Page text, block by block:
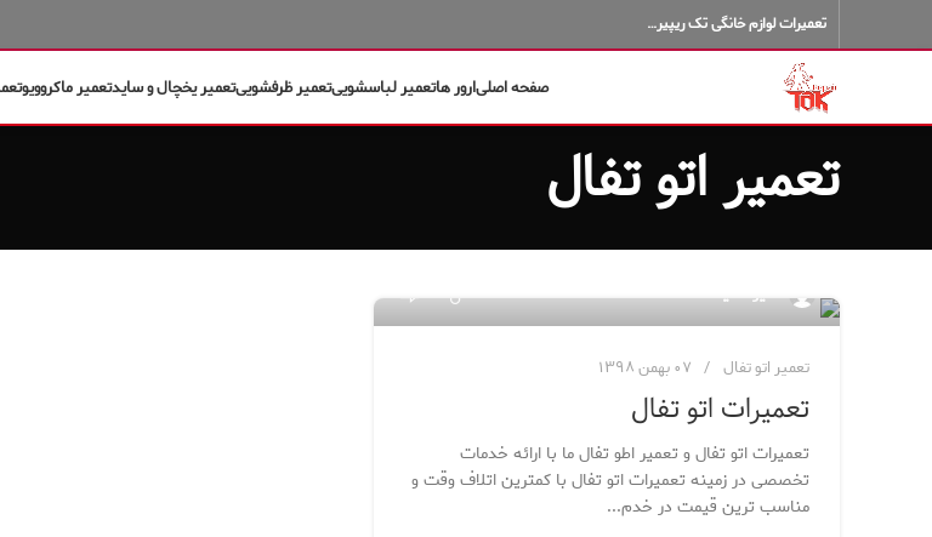
تعمیرات لوازم خانگی تک ریپیر…
صفحه اصلیارور هاتعمیر لباسشوییتعمیر ظرفشوییتعمیر یخچال و سایدتعمیر ماکروویو
تعمیر اتو تفال
مدیر سایت
تعمیر اتو تفال ۰۷ بهمن ۱۳۹۸
تعمیرات اتو تفال
تعمیرات اتو تفال و تعمیر اطو تفال ما با ارائه خدمات
تخصصی در زمینه تعمیرات اتو تفال با کمترین اتلاف وقت و
مناسب ترین قیمت در خدم...